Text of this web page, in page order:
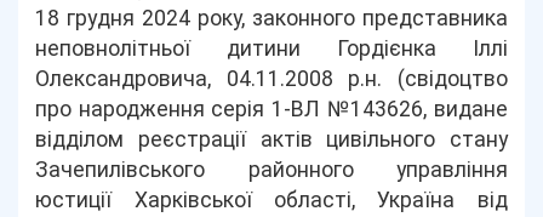
18 грудня 2024 року, законного представника
неповнолітньої дитини Гордієнка Іллі
Олександровича, 04.11.2008 р.н. (свідоцтво
про народження серія 1-ВЛ №143626, видане
відділом реєстрації актів цивільного стану
Зачепилівського районного управління
юстиції Харківської області, Україна від